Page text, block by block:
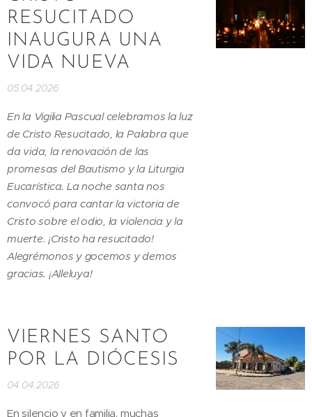
RESUCITADO
INAUGURA UNA
VIDA NUEVA
05.04.2026
En la Vigilia Pascual celebramos la luz
de Cristo Resucitado, la Palabra que
da vida, la renovación de las
promesas del Bautismo y la Liturgia
Eucarística. La noche santa nos
convocó para cantar la victoria de
Cristo sobre el odio, la violencia y la
muerte. ¡Cristo ha resucitado!
Alegrémonos y gocemos y demos
gracias. ¡Alleluya!
VIERNES SANTO
POR LA DIÓCESIS
04.04.2026
En silencio y en familia, muchas